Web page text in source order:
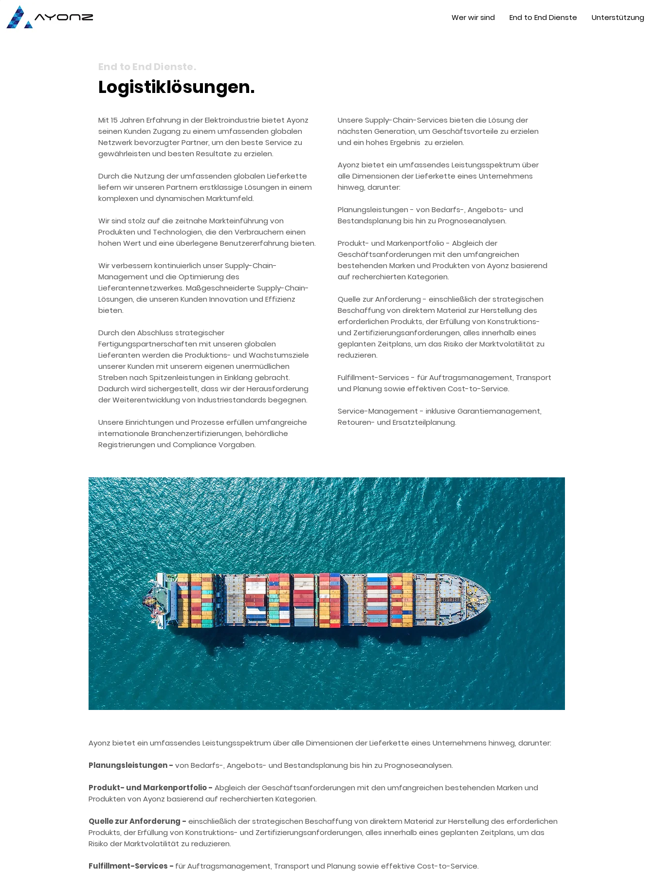
Wer wir sind End to End Dienste Unterstützung
End to End Dienste.
Logistiklösungen.
Mit 15 Jahren Erfahrung in der Elektroindustrie bietet Ayonz
seinen Kunden Zugang zu einem umfassenden globalen
Netzwerk bevorzugter Partner, um den beste Service zu
gewährleisten und besten Resultate zu erzielen.
Durch die Nutzung der umfassenden globalen Lieferkette
liefern wir unseren Partnern erstklassige Lösungen in einem
komplexen und dynamischen Marktumfeld.
Wir sind stolz auf die zeitnahe Markteinführung von
Produkten und Technologien, die den Verbrauchern einen
hohen Wert und eine überlegene Benutzererfahrung bieten.
Wir verbessern kontinuierlich unser Supply-Chain-
Management und die Optimierung des
Lieferantennetzwerkes. Maßgeschneiderte Supply-Chain-
Lösungen, die unseren Kunden Innovation und Effizienz
bieten.
Durch den Abschluss strategischer
Fertigungspartnerschaften mit unseren globalen
Lieferanten werden die Produktions- und Wachstumsziele
unserer Kunden mit unserem eigenen unermüdlichen
Streben nach Spitzenleistungen in Einklang gebracht.
Dadurch wird sichergestellt, dass wir der Herausforderung
der Weiterentwicklung von Industriestandards begegnen.
Unsere Einrichtungen und Prozesse erfüllen umfangreiche
internationale Branchenzertifizierungen, behördliche
Registrierungen und Compliance Vorgaben.
Unsere Supply-Chain-Services bieten die Lösung der
nächsten Generation, um Geschäftsvorteile zu erzielen
und ein hohes Ergebnis zu erzielen.
Ayonz bietet ein umfassendes Leistungsspektrum über
alle Dimensionen der Lieferkette eines Unternehmens
hinweg, darunter:
Planungsleistungen - von Bedarfs-, Angebots- und
Bestandsplanung bis hin zu Prognoseanalysen.
Produkt- und Markenportfolio - Abgleich der
Geschäftsanforderungen mit den umfangreichen
bestehenden Marken und Produkten von Ayonz basierend
auf recherchierten Kategorien.
Quelle zur Anforderung - einschließlich der strategischen
Beschaffung von direktem Material zur Herstellung des
erforderlichen Produkts, der Erfüllung von Konstruktions-
und Zertifizierungsanforderungen, alles innerhalb eines
geplanten Zeitplans, um das Risiko der Marktvolatilität zu
reduzieren.
Fulfillment-Services - für Auftragsmanagement, Transport
und Planung sowie effektiven Cost-to-Service.
Service-Management - inklusive Garantiemanagement,
Retouren- und Ersatzteilplanung.
Ayonz bietet ein umfassendes Leistungsspektrum über alle Dimensionen der Lieferkette eines Unternehmens hinweg, darunter:
Planungsleistungen - von Bedarfs-, Angebots- und Bestandsplanung bis hin zu Prognoseanalysen.
Produkt- und Markenportfolio - Abgleich der Geschäftsanforderungen mit den umfangreichen bestehenden Marken und
Produkten von Ayonz basierend auf recherchierten Kategorien.
Quelle zur Anforderung - einschließlich der strategischen Beschaffung von direktem Material zur Herstellung des erforderlichen
Produkts, der Erfüllung von Konstruktions- und Zertifizierungsanforderungen, alles innerhalb eines geplanten Zeitplans, um das
Risiko der Marktvolatilität zu reduzieren.
Fulfillment-Services - für Auftragsmanagement, Transport und Planung sowie effektive Cost-to-Service.